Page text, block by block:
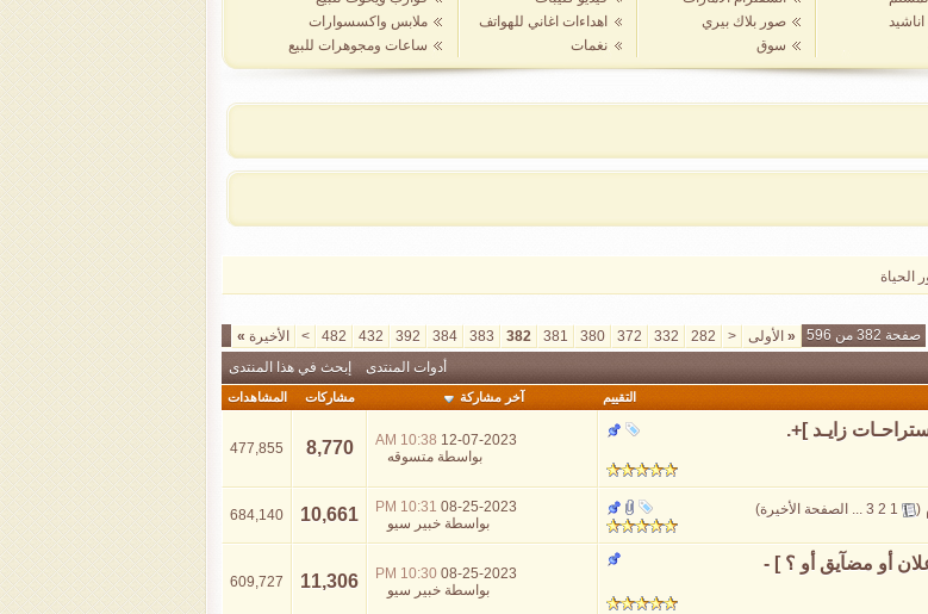
صور بلاك بيري
سوق
اهداءات اغاني للهواتف
نغمات
ملابس واكسسوارات
ساعات ومجوهرات للبيع
الحياة
صفحة 382 من 596 « الأولى <
282
332
372
380
381
382
383
384
392
432
482
> الأخيرة »
أدوات المنتدى إبحث في هذا المنتدى
التقييم آخر مشاركة مشاركات المشاهدات
زايـد ]+. 12-07-2023
10:38 AM
بواسطة متسوقه 8,770
477,855
(
1
2
3
... الصفحة الأخيرة)
08-25-2023
10:31 PM
بواسطة خبير سيو 10,661
684,140
أو مضآيق أو ؟ ] - 08-25-2023
10:30 PM
بواسطة خبير سيو 11,306
609,727